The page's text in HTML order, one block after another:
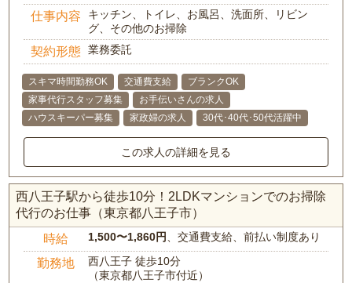
仕事内容
キッチン、トイレ、お風呂、洗面所、リビン
グ、その他のお掃除
契約形態 業務委託
スキマ時間勤務OK 交通費支給
ブランクOK
家事代行スタッフ募集
お手伝いさんの求人
ハウスキーパー募集
家政婦の求人 30代･40代･50代活躍中
この求人の詳細を見る
西八王子駅から徒歩10分！2LDKマンションでのお掃除
代行のお仕事（東京都八王子市）
時給 1,500〜1,860円、交通費支給、前払い制度あり
勤務地
西八王子 徒歩10分
（東京都八王子市付近）